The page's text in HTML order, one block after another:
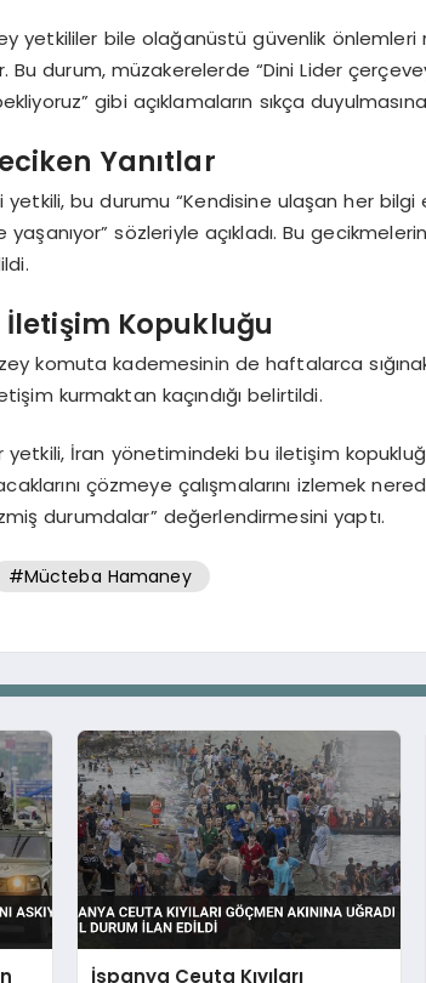
yetkililer bile olağanüstü güvenlik önlemleri
durum, müzakerelerde “Dini Lider
gibi açıklamaların sıkça
Yanıtlar
yetkili, bu durumu “Kendisine ulaşan her
sözleriyle açıkladı. Bu
Kopukluğu
komuta kademesinin de haftalarca
kurmaktan kaçındığı belirtildi.
yetkili, İran yönetimindeki bu iletişim
çözmeye çalışmalarını izlemek
durumdalar” değerlendirmesini yaptı.
#Mücteba Hamaney
İspanya Ceuta Kıyıları